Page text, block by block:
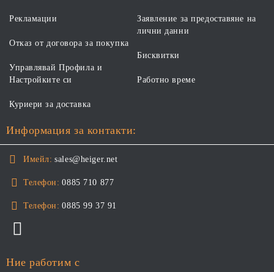
Рекламации
Отказ от договора за покупка
Управлявай Профила и
Настройките си
Заявление за предоставяне на
лични данни
Бисквитки
Работно време
Куриери за доставка
Информация за контакти:
Имейл: sales@heiger.net
Телефон: 0885 710 877
Телефон: 0885 99 37 91
Ние работим с